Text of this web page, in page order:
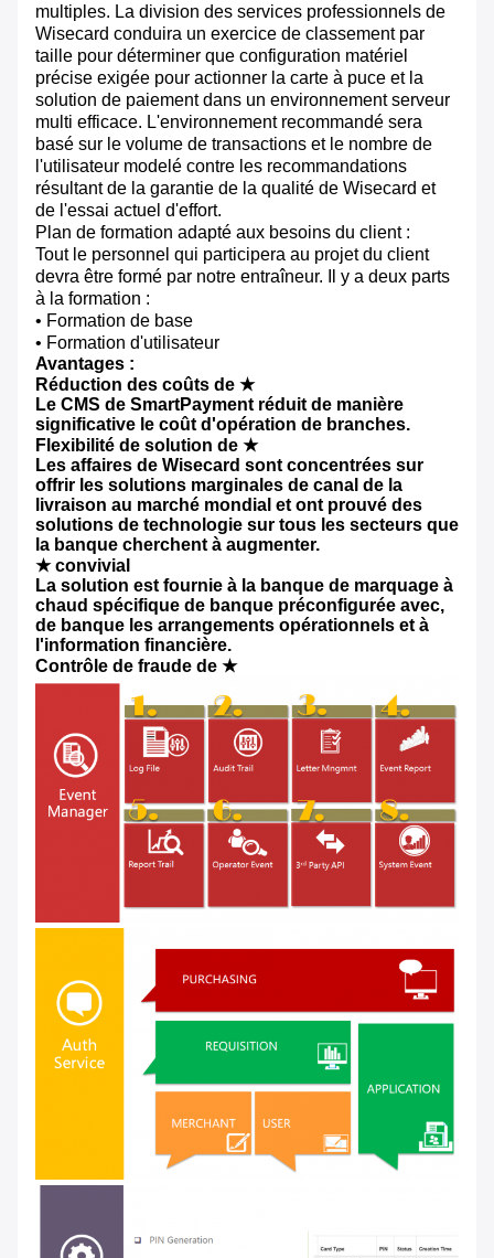
multiples. La division des services professionnels de
Wisecard conduira un exercice de classement par
taille pour déterminer que configuration matériel
précise exigée pour actionner la carte à puce et la
solution de paiement dans un environnement serveur
multi efficace. L'environnement recommandé sera
basé sur le volume de transactions et le nombre de
l'utilisateur modelé contre les recommandations
résultant de la garantie de la qualité de Wisecard et
de l'essai actuel d'effort.
Plan de formation adapté aux besoins du client :
Tout le personnel qui participera au projet du client
devra être formé par notre entraîneur. Il y a deux parts
à la formation :
• Formation de base
• Formation d'utilisateur
Avantages :
Réduction des coûts de ★
Le CMS de SmartPayment réduit de manière
significative le coût d'opération de branches.
Flexibilité de solution de ★
Les affaires de Wisecard sont concentrées sur
offrir les solutions marginales de canal de la
livraison au marché mondial et ont prouvé des
solutions de technologie sur tous les secteurs que
la banque cherchent à augmenter.
★ convivial
La solution est fournie à la banque de marquage à
chaud spécifique de banque préconfigurée avec,
de banque les arrangements opérationnels et à
l'information financière.
Contrôle de fraude de ★